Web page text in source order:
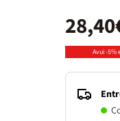
Avui -5%